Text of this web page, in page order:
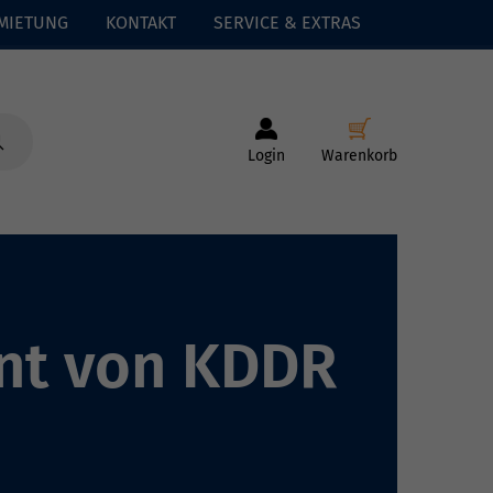
KONTAKT SERVICE & EXTRAS
Login Warenkorb
von KDDR